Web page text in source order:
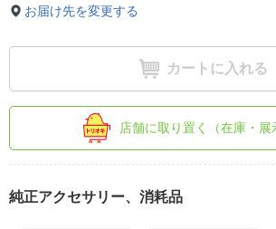
お届け先を変更する
カートに入れる
店舗に取り置く（在庫・展
純正アクセサリー、消耗品